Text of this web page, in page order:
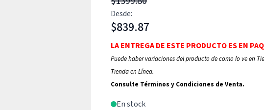
Desde:
$839.87
LA ENTREGA DE ESTE PRODUCTO ES EN
Puede haber variaciones del producto de como lo ve en
Tienda en Línea.
Consulte Términos y Condiciones de Venta.
En stock